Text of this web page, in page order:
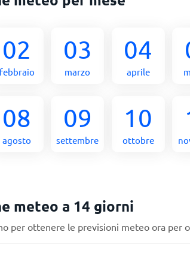
02
febbraio
03
marzo
04
aprile
08
agosto
09
settembre
10
ottobre
meteo a 14 giorni
per ottenere le previsioni meteo ora per